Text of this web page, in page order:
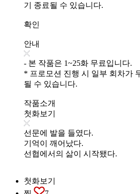
기 종료될 수 있습니다.
확인
안내
- 본 작품은 1~25화 무료입니다.
* 프로모션 진행 시 일부 회차가
될 수 있습니다.
작품소개
첫화보기
선문에 발을 들였다.
기억이 깨어났다.
선협에서의 삶이 시작됐다.
첫화보기